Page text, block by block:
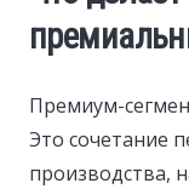
Премиум-
Это сочетание
производства,